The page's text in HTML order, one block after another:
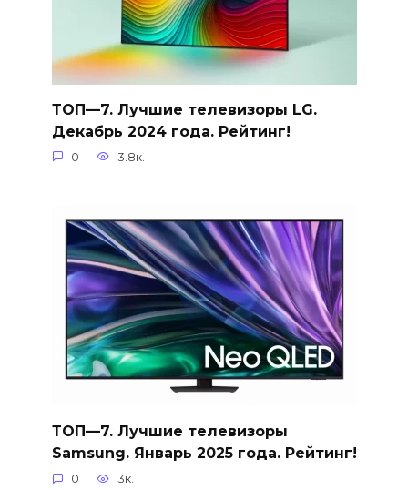
ТОП—7. Лучшие телевизоры LG.
Декабрь 2024 года. Рейтинг!
0 3.8к.
ТОП—7. Лучшие телевизоры
Samsung. Январь 2025 года. Рейтинг!
0 3к.